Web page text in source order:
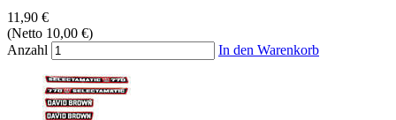
11,90 €
(Netto 10,00 €)
Anzahl
In den Warenkorb